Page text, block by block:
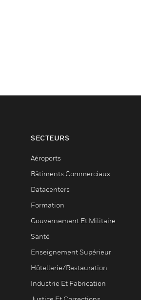
SECTEURS
Aéroports
Bâtiments Commerciaux
Datacenters
Formation
Gouvernement Et Militaire
Santé
Enseignement Supérieur
Hôtellerie/Restauration
Industrie Et Fabrication